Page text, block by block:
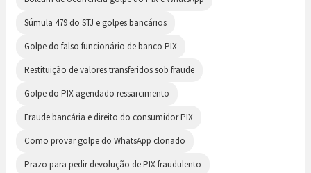
Súmula 479 do STJ e golpes bancários
Golpe do falso funcionário de banco PIX
Restituição de valores transferidos sob fraude
Golpe do PIX agendado ressarcimento
Fraude bancária e direito do consumidor PIX
Como provar golpe do WhatsApp clonado
Prazo para pedir devolução de PIX fraudulento